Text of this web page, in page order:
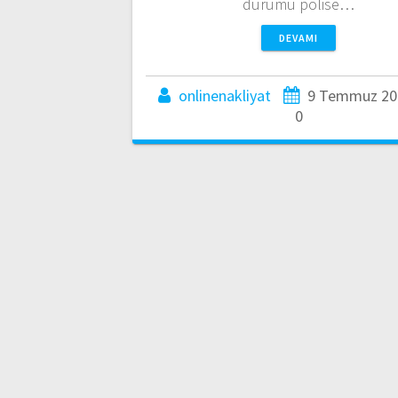
durumu polise…
DEVAMI
onlinenakliyat
9 Temmuz
0